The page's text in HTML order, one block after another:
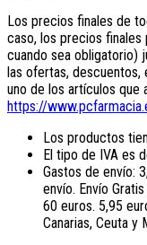
Los precios finales de
caso, los precios finales
cuando sea obligatorio)
las ofertas,
uno de los artículos que
https://
Los productos
El tipo de IVA es
Gastos de envío:
envío. Envío
60 euros. 5,95
Canarias, Ceuta y